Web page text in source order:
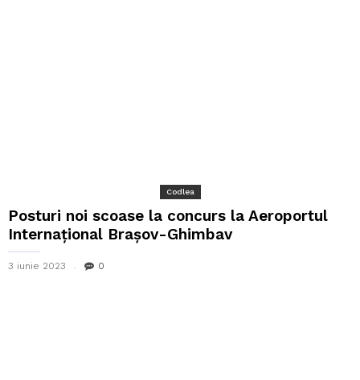
Codlea
Posturi noi scoase la concurs la Aeroportul
Internațional Brașov-Ghimbav
3 iunie 2023 0